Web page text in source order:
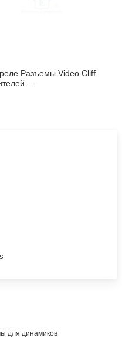
Разъемы Video Cliff
...
для динамиков